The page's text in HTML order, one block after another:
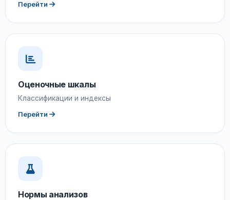
Перейти
Оценочные шкалы
Классификации и индексы
Перейти
Нормы анализов